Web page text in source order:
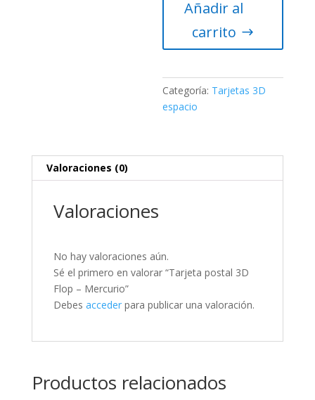
Mercurio
Añadir al
carrito
Categoría: Tarjetas 3D
espacio
Valoraciones (0)
Valoraciones
No hay valoraciones aún.
Sé el primero en valorar “Tarjeta postal 3D
Flop – Mercurio”
Debes accederpara publicar una valoración.
Productos relacionados